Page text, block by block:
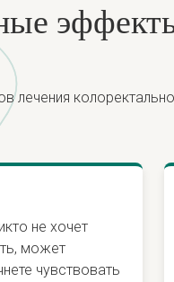
лечения
не хочет
может
чувствовать